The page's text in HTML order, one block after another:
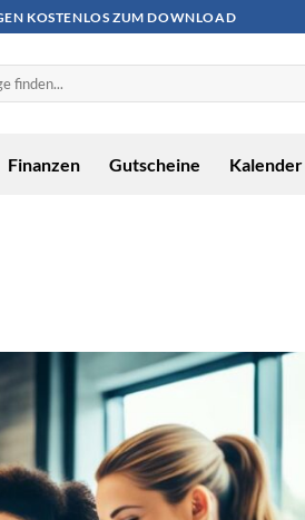
KOSTENLOS ZUM DOWNLOAD
Finanzen Gutscheine Kalender